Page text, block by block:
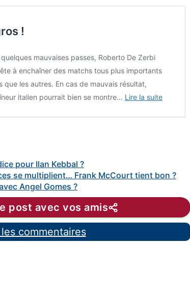
!
mauvaises passes, Roberto De Zerbi
à enchaîner des matchs tous plus importants
que les autres. En cas de mauvais résultat,
italien pourrait bien se montre… Lire la suite
pour Ilan Kebbal ?
se multiplient… Frank McCourt tient bon ?
Angel Gomes ?
post avec vos amis
commentaires